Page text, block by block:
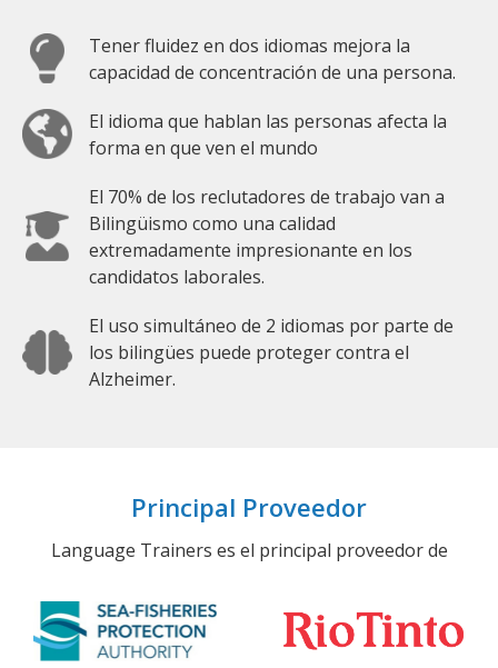
Tener fluidez en dos idiomas mejora la
capacidad de concentración de una persona.
El idioma que hablan las personas afecta la
forma en que ven el mundo
El 70% de los reclutadores de trabajo van a
Bilingüismo como una calidad
extremadamente impresionante en los
candidatos laborales.
El uso simultáneo de 2 idiomas por parte de
los bilingües puede proteger contra el
Alzheimer.
Principal Proveedor
Language Trainers es el principal proveedor de